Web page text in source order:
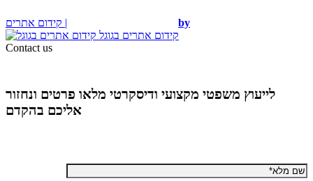
קידום אתרים |
by
קידום אתרים בגוגל
Contact us
לייעוץ משפטי מקצועי ודיסקרטי מלאו פרטים ונחזור
אליכם בהקדם